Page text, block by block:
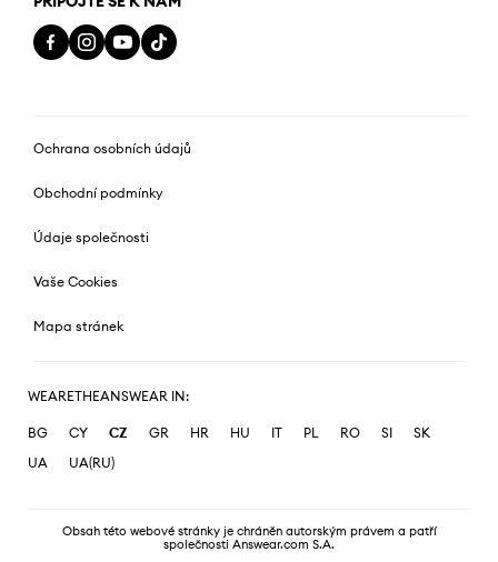
Ochrana osobních údajů
Obchodní podmínky
Údaje společnosti
Vaše Cookies
Mapa stránek
WEARETHEANSWEAR IN:
BG CY CZ GR HR HU IT PL RO SI
SK
UA
UA(RU)
Obsah této webové stránky je chráněn autorským právem a patří
společnosti Answear.com S.A.